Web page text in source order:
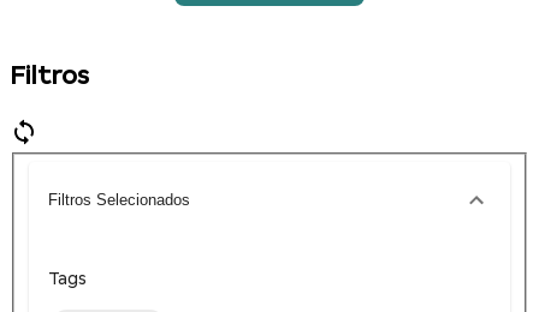
Filtros
Filtros Selecionados
Tags